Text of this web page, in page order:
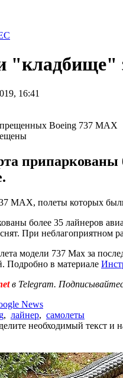
16:41
MAX, полеты которых
более 35 лайнеров
При неблагоприятном
модели 737 Max за
Подробно в материале
в Telegram.
News
, лайнер, самолеты
необходимый текст и